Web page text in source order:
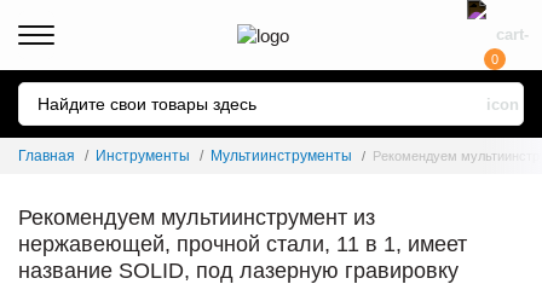
0
Главная Инструменты Мультиинструменты Рекомендуем
Рекомендуем мультиинструмент из
нержавеющей, прочной стали, 11 в 1, имеет
название SOLID, под лазерную гравировку